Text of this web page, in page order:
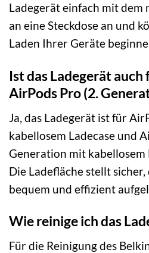
Ladegerät einfach mit dem
an eine Steckdose an und
Laden Ihrer Geräte
Ist das Ladegerät auch
AirPods Pro (2.
Ja, das Ladegerät ist für
kabellosem Ladecase und
Generation mit kabellosem
Die Ladefläche stellt
bequem und effizient
Wie reinige ich das
Für die Reinigung des